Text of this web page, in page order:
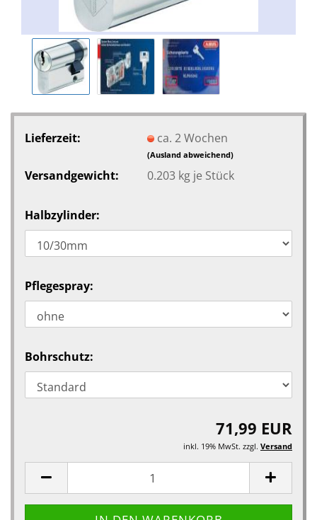
Lieferzeit: ca. 2 Wochen
(Ausland abweichend)
Versandgewicht: 0.203 kg je Stück
Halbzylinder:
Pflegespray:
Bohrschutz:
71,99 EUR
inkl. 19% MwSt. zzgl. Versand